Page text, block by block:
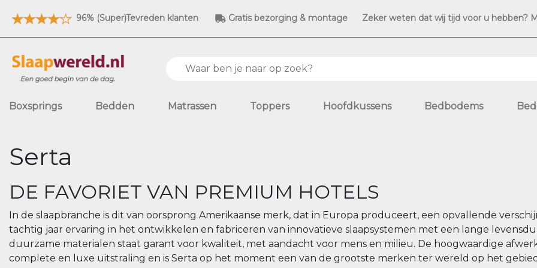
96% (Super)Tevreden klanten Gratis bezorging & montage Zeker weten dat wij tijd voor u hebben?
Boxsprings Bedden Matrassen Toppers Hoofdkussens Bedbodems
Serta
DE FAVORIET VAN PREMIUM HOTELS
In de slaapbranche is dit van oorsprong Amerikaanse merk, dat in Europa produceert, een opvallende
tachtig jaar ervaring in het ontwikkelen en fabriceren van innovatieve slaapsystemen met een lange
duurzame materialen staat garant voor kwaliteit, met aandacht voor mens en milieu. De hoogwaardige
complete en luxe uitstraling en is Serta op het moment een van de grootste merken ter wereld op het